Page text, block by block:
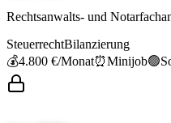
Rechtsanwalts- und
SteuerrechtBilanzierung
💰4.800 €/Monat⏰Minijob🟢